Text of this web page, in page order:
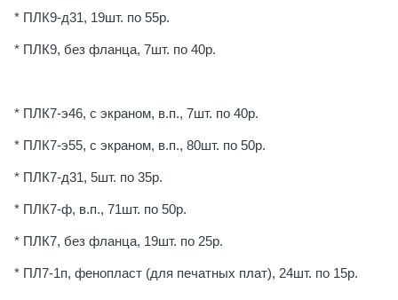
* ПЛК9-д31, 19шт. по 55р.
* ПЛК9, без фланца, 7шт. по 40р.
* ПЛК7-э46, с экраном, в.п., 7шт. по 40р.
* ПЛК7-э55, с экраном, в.п., 80шт. по 50р.
* ПЛК7-д31, 5шт. по 35р.
* ПЛК7-ф, в.п., 71шт. по 50р.
* ПЛК7, без фланца, 19шт. по 25р.
* ПЛ7-1п, фенопласт (для печатных плат), 24шт. по 15р.